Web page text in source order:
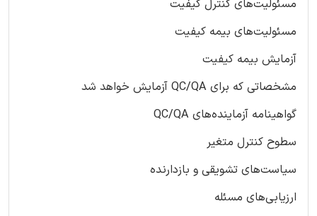
مسئولیت‌های کنترل کیفیت
مسئولیت‌های بیمه کیفیت
آزمایش بیمه کیفیت
مشخصاتی که برای QC/QA آزمایش خواهد شد
گواهینامه آزماینده‌های QC/QA
سطوح کنترل متغیر
سیاست‌های تشویقی و بازدارنده
ارزیابی‌های مسئله